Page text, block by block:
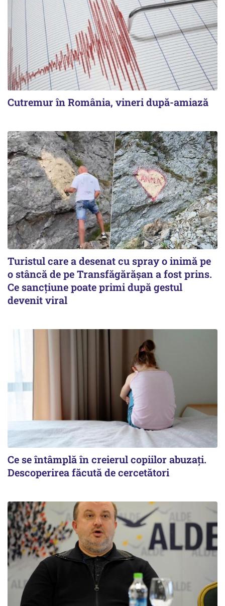
Cutremur în România, vineri după-amiază
Turistul care a desenat cu spray o inimă pe
o stâncă de pe Transfăgărășan a fost prins.
Ce sancțiune poate primi după gestul
devenit viral
Ce se întâmplă în creierul copiilor abuzați.
Descoperirea făcută de cercetători